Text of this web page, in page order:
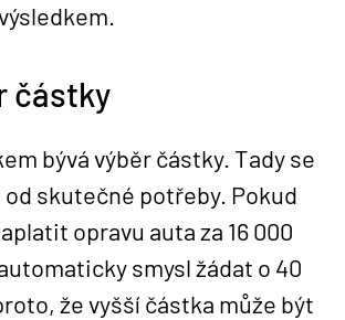
částky
bývá výběr částky. Tady se
skutečné potřeby. Pokud
opravu auta za 16 000
smysl žádat o 40
že vyšší částka může být